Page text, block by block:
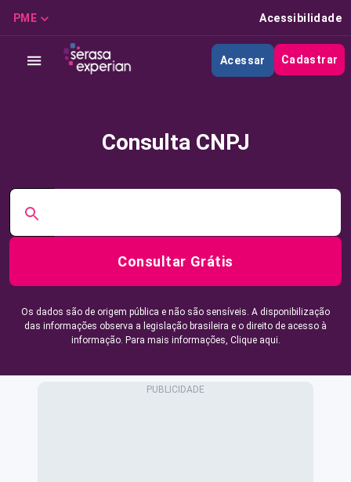
PME Acessibilidade
Acessar Cadastrar
Consulta CNPJ
Consultar Grátis
Os dados são de origem pública e não são sensíveis. A disponibilização
das informações observa a legislação brasileira e o direito de acesso à
informação. Para mais informações, Clique aqui.